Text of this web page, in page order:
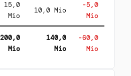
15,0
Mio
10,0 Mio
-5,0
Mio
200,0
Mio
140,0
Mio
-60,0
Mio